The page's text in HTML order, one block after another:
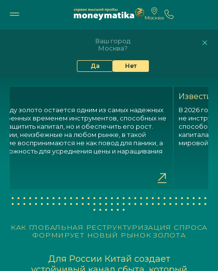
Москва
Ваш город
Москва?
Да Нет
8%
ПРЕССА О НАС
году золото остается одним из самых надежных
временем инструментов, способных не
защитить капитал, но и обеспечить его рост.
неизбежные на любом рынке, в такой
воспринимаются не как повод для паники, а
для усреднения цены и наращивания
Известия
В 2026
не
способом
капитала
мировой
КАК ГЛОБАЛЬНАЯ РЕСТРУКТУРИЗАЦИЯ СПРОСА
ФОРМИРУЕТ НОВЫЙ РЫНОК ЗОЛОТА
Для России Китай создает